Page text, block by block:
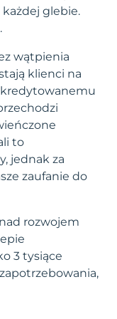
każdej glebie.
wątpienia
klienci na
to
jednak za
zaufanie do
rozwojem
3 tysiące